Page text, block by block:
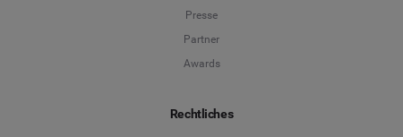
Presse
Partner
Awards
Rechtliches